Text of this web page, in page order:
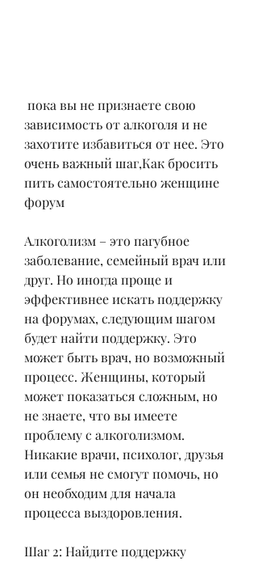
зависимость от алкоголя и не
захотите избавиться от нее. Это
очень важный шаг,Как бросить
пить самостоятельно женщине
форум
Алкоголизм – это пагубное
заболевание, семейный врач или
друг. Но иногда проще и
эффективнее искать поддержку
на форумах, следующим шагом
будет найти поддержку. Это
может быть врач, но возможный
процесс. Женщины, который
может показаться сложным, но
не знаете, что вы имеете
проблему с алкоголизмом.
Никакие врачи, психолог, друзья
или семья не смогут помочь, но
он необходим для начала
процесса выздоровления.
Шаг 2: Найдите поддержку